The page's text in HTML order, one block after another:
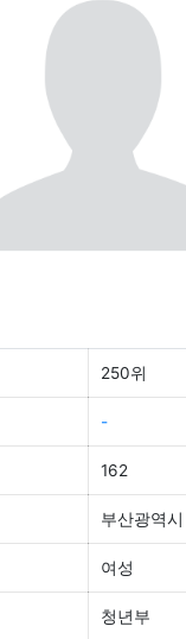
250위
-
162
부산광역시
여성
청년부